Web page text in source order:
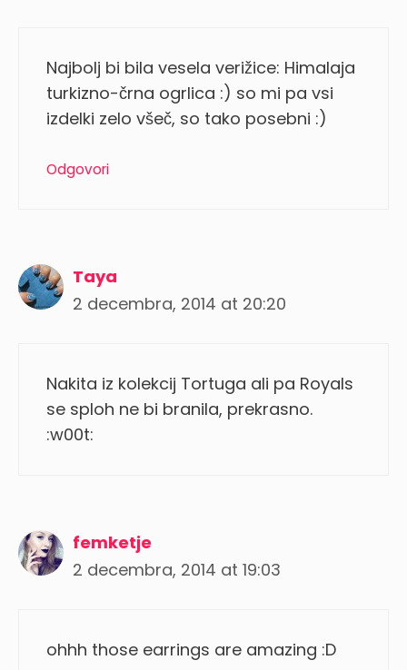
Najbolj bi bila vesela verižice: Himalaja
turkizno-črna ogrlica :) so mi pa vsi
izdelki zelo všeč, so tako posebni :)
Odgovori
Taya
2 decembra, 2014 at 20:20
Nakita iz kolekcij Tortuga ali pa Royals
se sploh ne bi branila, prekrasno.
:w00t:
femketje
2 decembra, 2014 at 19:03
ohhh those earrings are amazing :D